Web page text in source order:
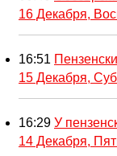
16 Декабря,
16:51
15 Декабря,
16:29 У
14 Декабря,